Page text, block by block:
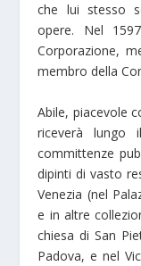
che lui stesso
opere. Nel
Corporazione,
membro della
Abile, piacevole
riceverà lungo
committenze
dipinti di vasto
Venezia (nel
e in altre
chiesa di San
Padova, e nel